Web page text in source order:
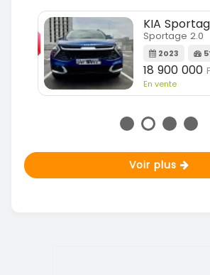
KIA
Sportage 2.0
2023
18 900 000
En vente
Voir plus